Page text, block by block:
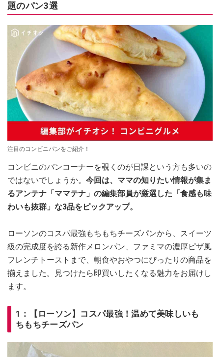
題のパン3選
注目のコンビニパンをご紹介！
コンビニのパンコーナーを覗くのが日課という方も多いの
ではないでしょうか。 今回は、ママの知りたい情報が集ま
るアンテナ「ママテナ」の編集部員が厳選した「食感も味
わいも抜群」な3品をピックアップ。
ローソンのコスパ最強もちもちチーズパンから、スイーツ
級の完成度を誇る新作メロンパン、ファミマの濃厚ピザ風
フレンチトーストまで、朝食やおやつにぴったりの商品を
揃えました。見つけたら即買いしたくなる魅力をお届けし
ます。
1：【ローソン】コスパ最強！温めて美味しいも
ちもちチーズパン